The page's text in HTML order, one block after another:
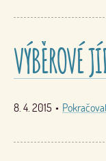
VÝBĚROVÉ
8. 4. 2015 •